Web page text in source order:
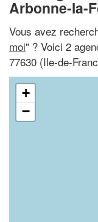
Arbonne-la-
Vous avez
moi" ? Voici 2
77630 (Ile-de-
+
−